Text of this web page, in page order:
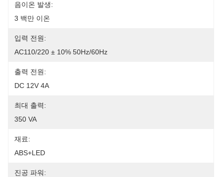
음이온 발생:
3 백만 이온
입력 전원:
AC110/220 ± 10% 50Hz/60Hz
출력 전원:
DC 12V 4A
최대 출력:
350 VA
재료:
ABS+LED
진공 파워: